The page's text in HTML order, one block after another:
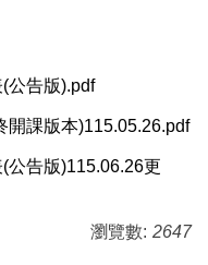
公告版).pdf
開課版本)115.05.26.pdf
公告版)115.06.26更
瀏覽數: 2647